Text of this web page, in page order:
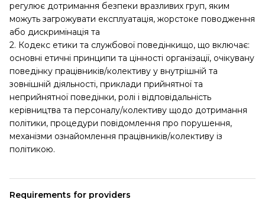
регулює дотримання безпеки вразливих груп, яким
можуть загрожувати експлуатація, жорстоке поводження
або дискримінація та
2. Кодекс етики та службової поведінкищо, що включає:
основні етичні принципи та цінності організації, очікувану
поведінку працівників/колективу у внутрішній та
зовнішній діяльності, приклади прийнятної та
неприйнятної поведінки, ролі і відповідальність
керівництва та персоналу/колективу щодо дотримання
політики, процедури повідомлення про порушення,
механізми ознайомлення працівників/колективу із
політикою.
Requirements for providers